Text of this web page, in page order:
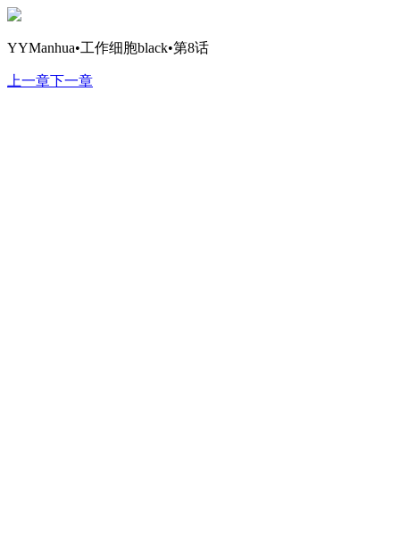
YYManhua•工作细胞black•第8话
上一章下一章